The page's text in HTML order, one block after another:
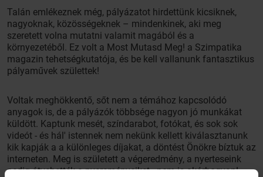
Talán emlékeznek még, pályázatot hirdettünk kicsiknek,
nagyoknak, közösségeknek – mindenkinek, aki meg
szeretett volna mutatni valamit magából és a
környezetéből. Ez volt a Most Mutasd Meg! a Szimpatika
magazin tehetségkutatója, és be kell vallanunk fantasztikus
pályaművek születtek!
Voltak meghökkentő, sőt nem a témához kapcsolódó
anyagok is, de a pályázók többsége nagyon jó munkákat
küldött. Kaptunk mesét, színdarabot, fotókat, és sok sok
videót - és hál' istennek nem nekünk kellett kiválasztanunk
kik kapják a a különleges díjakat, a döntést Önökre bíztuk az
interneten. Meg is született a végeredmény, a nyerteseink
pedig átvehették a nyereményeiket - nem is akárhogyan!